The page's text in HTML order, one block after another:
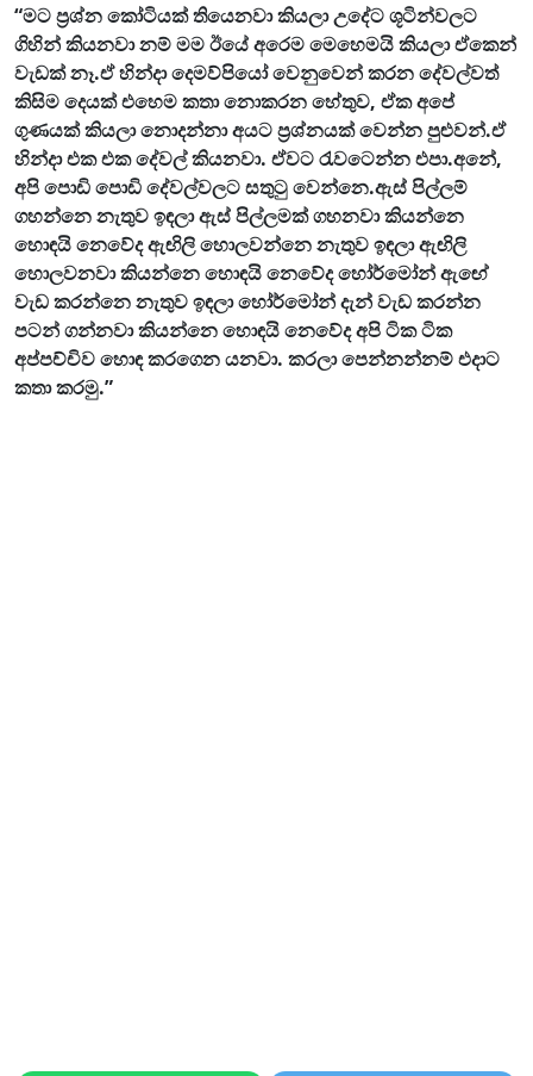
“මට ප්‍රශ්න කෝටියක් තියෙනවා කියලා උදේට ශූටින්වලට
ගිහින් කියනවා නම් මම ඊයේ අරෙම මෙහෙමයි කියලා ඒකෙන්
වැඩක් නෑ.ඒ හින්දා දෙමව්පියෝ වෙනුවෙන් කරන දේවල්වත්
කිසිම දෙයක් එහෙම කතා නොකරන හේතුව, ඒක අපේ
ගුණයක් කියලා නොදන්නා අයට ප්‍රශ්නයක් වෙන්න පුළුවන්.ඒ
හින්දා එක එක දේවල් කියනවා. ඒවට රැවටෙන්න එපා.අනේ,
අපි පොඩි පොඩි දේවල්වලට සතුටු වෙන්නෙ.ඇස් පිල්ලම්
ගහන්නෙ නැතුව ඉඳලා ඇස් පිල්ලමක් ගහනවා කියන්නෙ
හොඳයි නෙවේද ඇඟිලි හොලවන්නෙ නැතුව ඉඳලා ඇඟිලි
හොලවනවා කියන්නෙ හොඳයි නෙවේද හෝර්මෝන් ඇඟේ
වැඩ කරන්නෙ නැතුව ඉඳලා හෝර්මෝන් දැන් වැඩ කරන්න
පටන් ගන්නවා කියන්නෙ හොඳයි නෙවේද අපි ටික ටික
අප්පච්චිව හොඳ කරගෙන යනවා. කරලා පෙන්නන්නම් එදාට
කතා කරමු.”